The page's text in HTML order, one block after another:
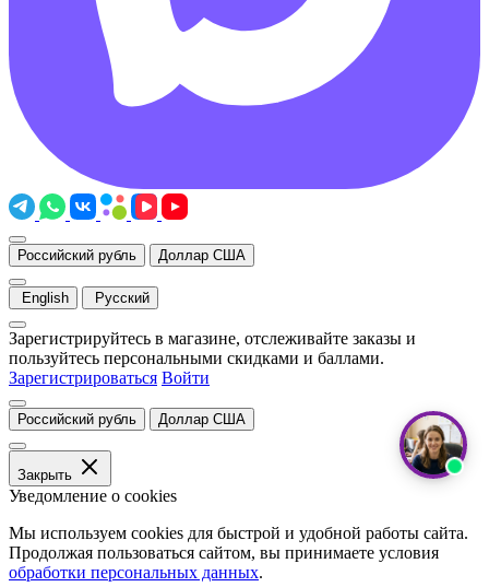
Российский рубль Доллар США
English Русский
Зарегистрируйтесь в магазине, отслеживайте заказы и
пользуйтесь персональными скидками и баллами.
Зарегистрироваться Войти
Российский рубль Доллар США
Закрыть
Уведомление о cookies
Мы используем cookies для быстрой и удобной работы сайта.
Продолжая пользоваться сайтом, вы принимаете условия
обработки персональных данных.